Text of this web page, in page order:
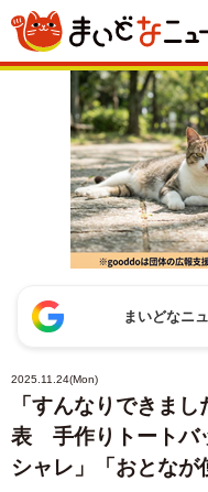
まいどなニ
2025.11.24(Mon)
「すんなりできま
表 手作りトートバ
シャレ」「おとなが